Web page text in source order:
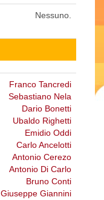
Nessuno.
Franco Tancredi
Sebastiano Nela
Dario Bonetti
Ubaldo Righetti
Emidio Oddi
Carlo Ancelotti
Antonio Cerezo
Antonio Di Carlo
Bruno Conti
Giuseppe Giannini